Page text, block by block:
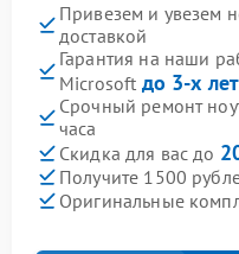
Привезем и увезем
доставкой
Гарантия на наши
Microsoft до 3-х лет
Срочный ремонт
часа
Скидка для вас до
Получите 1500
Оригинальные